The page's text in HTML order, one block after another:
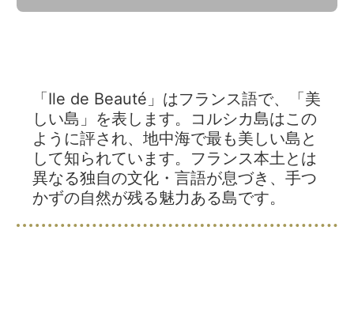
「Ile de Beauté」はフランス語で、「美
しい島」を表します。コルシカ島はこの
ように評され、地中海で最も美しい島と
して知られています。フランス本土とは
異なる独自の文化・言語が息づき、手つ
かずの自然が残る魅力ある島です。